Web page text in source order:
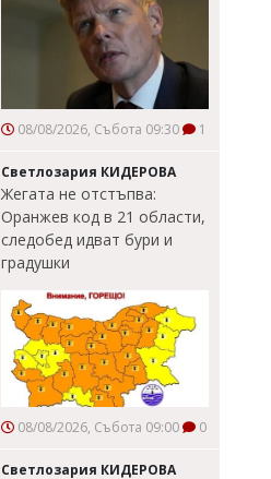
08/08/2026, Събота 09:30 1
Светлозария КИДЕРОВА
Жегата не отстъпва:
Оранжев код в 21 области,
следобед идват бури и
градушки
08/08/2026, Събота 09:00 0
Светлозария КИДЕРОВА